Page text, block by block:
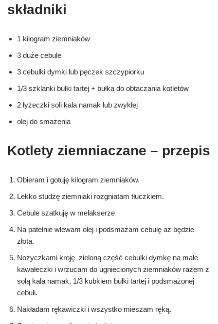
składniki
1 kilogram ziemniaków
3 duże cebule
3 cebulki dymki lub pęczek szczypiorku
1/3 szklanki bułki tartej + bułka do obtaczania kotletów
2 łyżeczki soli kala namak lub zwykłej
olej do smażenia
Kotlety ziemniaczane – przepis
Obieram i gotuję kilogram ziemniaków.
Lekko studzę ziemniaki rozgniatam tłuczkiem.
Cebule szatkuję w melakserze
Na patelnie wlewam olej i podsmażam cebulę aż będzie
złota.
Nożyczkami kroję zieloną część cebulki dymkę na małe
kawałeczki i wrzucam do ugniecionych ziemniaków razem z
solą kala namak, 1/3 kubkiem bułki tartej i podsmażonej
cebuli.
Nakładam rękawiczki i wszystko mieszam ręką.